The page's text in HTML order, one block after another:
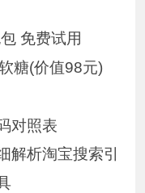
免费试用
糖(价值98元)
对照表
解析淘宝搜索引